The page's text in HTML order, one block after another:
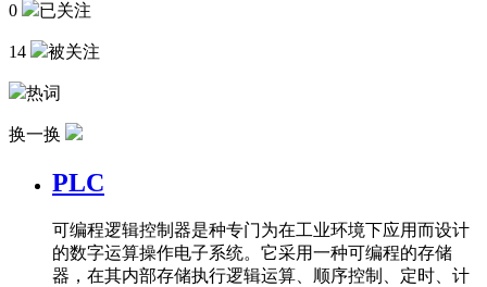
0 已关注
14 被关注
热词
换一换
PLC
可编程逻辑控制器是种专门为在工业环境下应用而设计
的数字运算操作电子系统。它采用一种可编程的存储
器，在其内部存储执行逻辑运算、顺序控制、定时、计